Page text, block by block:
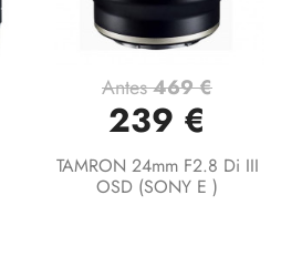
Antes469 €
239 €
TAMRON 24mm F2.8 Di III
OSD (SONY E )